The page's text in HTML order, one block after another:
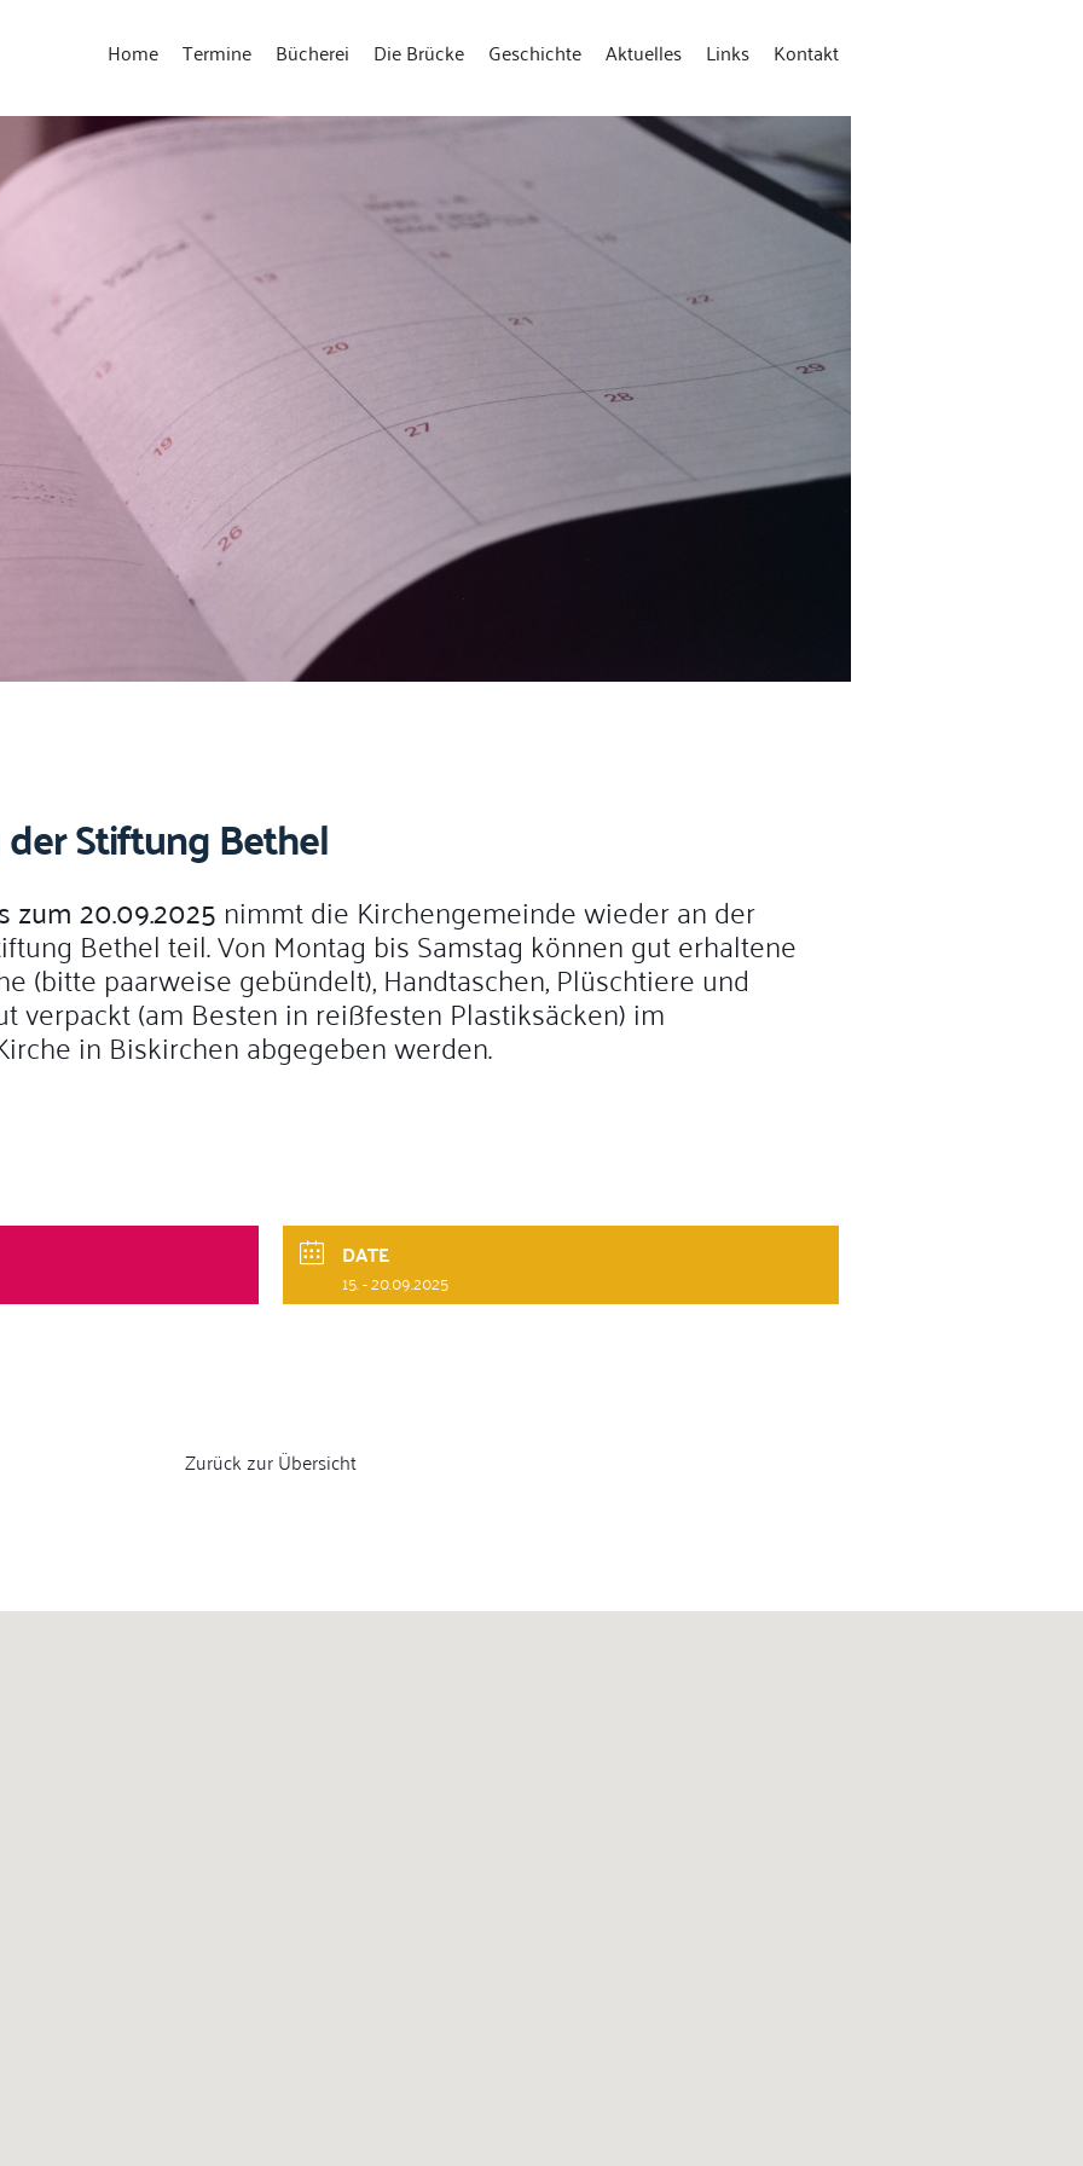
Home Termine Bücherei Die Brücke Geschichte Aktuelles Links Kontakt
Stiftung Bethel
zum 20.09.2025 nimmt die Kirchengemeinde wieder an der
Bethel teil. Von Montag bis Samstag können gut erhaltene
(bitte paarweise gebündelt), Handtaschen, Plüschtiere und
verpackt (am Besten in reißfesten Plastiksäcken) im
in Biskirchen abgegeben werden.
DATE
15. - 20.09.2025
Zurück zur Übersicht